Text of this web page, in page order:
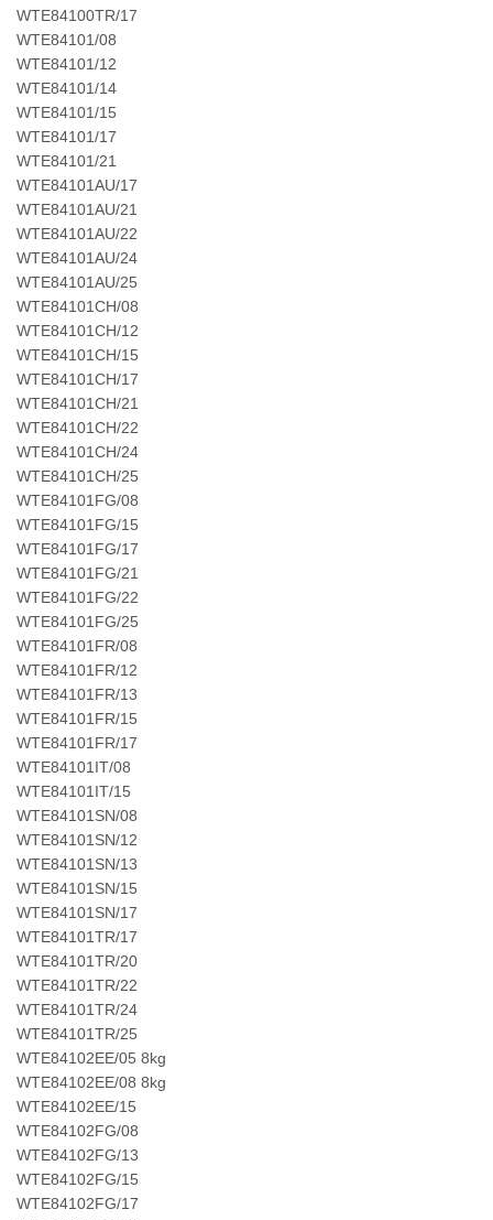
WTE84100TR/17
WTE84101/08
WTE84101/12
WTE84101/14
WTE84101/15
WTE84101/17
WTE84101/21
WTE84101AU/17
WTE84101AU/21
WTE84101AU/22
WTE84101AU/24
WTE84101AU/25
WTE84101CH/08
WTE84101CH/12
WTE84101CH/15
WTE84101CH/17
WTE84101CH/21
WTE84101CH/22
WTE84101CH/24
WTE84101CH/25
WTE84101FG/08
WTE84101FG/15
WTE84101FG/17
WTE84101FG/21
WTE84101FG/22
WTE84101FG/25
WTE84101FR/08
WTE84101FR/12
WTE84101FR/13
WTE84101FR/15
WTE84101FR/17
WTE84101IT/08
WTE84101IT/15
WTE84101SN/08
WTE84101SN/12
WTE84101SN/13
WTE84101SN/15
WTE84101SN/17
WTE84101TR/17
WTE84101TR/20
WTE84101TR/22
WTE84101TR/24
WTE84101TR/25
WTE84102EE/05 8kg
WTE84102EE/08 8kg
WTE84102EE/15
WTE84102FG/08
WTE84102FG/13
WTE84102FG/15
WTE84102FG/17